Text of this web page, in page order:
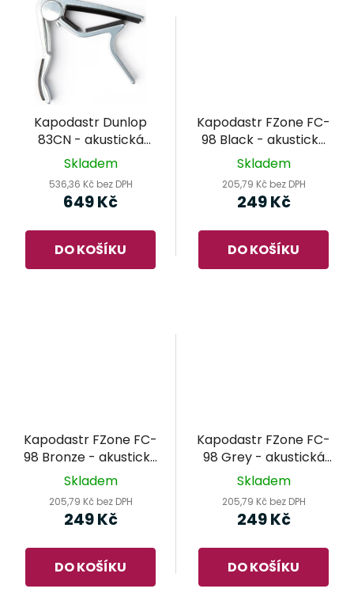
Kapodastr Dunlop
83CN - akustická
kytara
Skladem
536,36 Kč bez DPH
649 Kč
DO KOŠÍKU
Kapodastr FZone FC-
98 Black - akustická
kytara
Skladem
205,79 Kč bez DPH
249 Kč
DO KOŠÍKU
Kapodastr FZone FC-
98 Bronze - akustická
kytara
Skladem
205,79 Kč bez DPH
249 Kč
DO KOŠÍKU
Kapodastr FZone FC-
98 Grey - akustická
kytara
Skladem
205,79 Kč bez DPH
249 Kč
DO KOŠÍKU